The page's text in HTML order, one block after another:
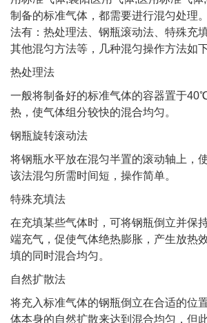
制备的标准气体，都需要进行混匀处理
法有：热处理法、钢瓶滚动法、特殊充
其他混匀方法等，几种混匀操作方法如下
热处理法
一般将制备好的标准气体的容器置于
热，使气体组分较快的混合均匀。
钢瓶旋转滚动法
将钢瓶水平放在混匀半置的滚动轴上，
该法混匀所需时间短，操作简单。
特殊充填法
在充填某些气体时，可将钢瓶倒立并保
端充气，促使气体绝热膨胀，产生放热
填的同时混合均匀。
自然扩散法
将充入标准气体的钢瓶倒立在合适的位
体本身的自然扩散来达到混合均匀，但